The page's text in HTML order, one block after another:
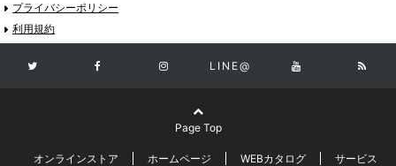
プライバシーポリシー
利用規約
LINE@
Page Top
オンラインストア ホームページ WEBカタログ サービス